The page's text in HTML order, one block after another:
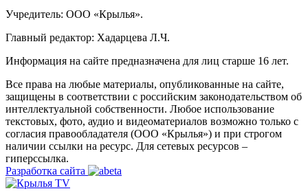
Учредитель: ООО «Крылья».
Главный редактор: Хадарцева Л.Ч.
Информация на сайте предназначена для лиц старше 16 лет.
Все права на любые материалы, опубликованные на сайте,
защищены в соответствии с российским законодательством об
интеллектуальной собственности. Любое использование
текстовых, фото, аудио и видеоматериалов возможно только с
согласия правообладателя (ООО «Крылья») и при строгом
наличии ссылки на ресурс. Для сетевых ресурсов –
гиперссылка.
Разработка сайта